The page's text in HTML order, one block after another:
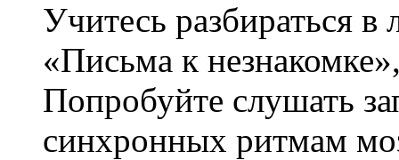
Учитесь разбираться
«Письма к
Попробуйте слушать
синхронных ритмам